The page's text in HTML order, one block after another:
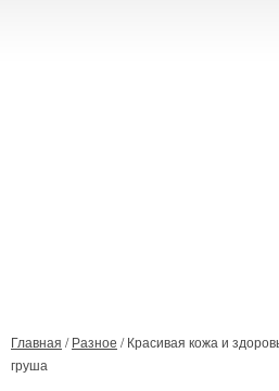
Главная /Разное /Красивая кожа и
груша